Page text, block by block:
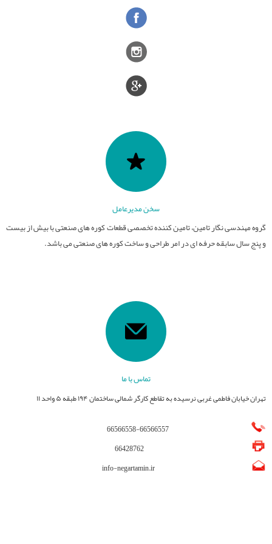
قطعات نسوز
عایق های الکتریکی
فیلترهای مذاب
قطعات آلومینایی
تامین کوره های صنعتی
کوره های صنعت سرامیک
کوره های عملیات حرارتی
کوره های ذوب و ریخته گری
سایر فعالیت ها
صنایع سرامیک
ذوب و ریخته گری
سخن مدیرعامل
گروه مهندسی نگار تامین، تامین کننده تخصصی قطعات کوره های صنعتی با بیش از بیست
و پنج سال سابقه حرفه ای در امر طراحی و ساخت کوره های صنعتی می باشد.
تماس با ما
تهران خیابان فاطمی غربی نرسیده به تقاطع کارگر شمالی ساختمان ۱۹۴ طبقه ۵ واحد ۱۱
66566558-66566557
66428762
info-negartamin.ir